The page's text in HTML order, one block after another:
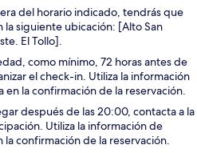
del horario indicado, tendrás que
la siguiente ubicación: [Alto San
El Tollo].
como mínimo, 72 horas antes de
el check-in. Utiliza la información
la confirmación de la reservación.
después de las 20:00, contacta a la
Utiliza la información de
confirmación de la reservación.